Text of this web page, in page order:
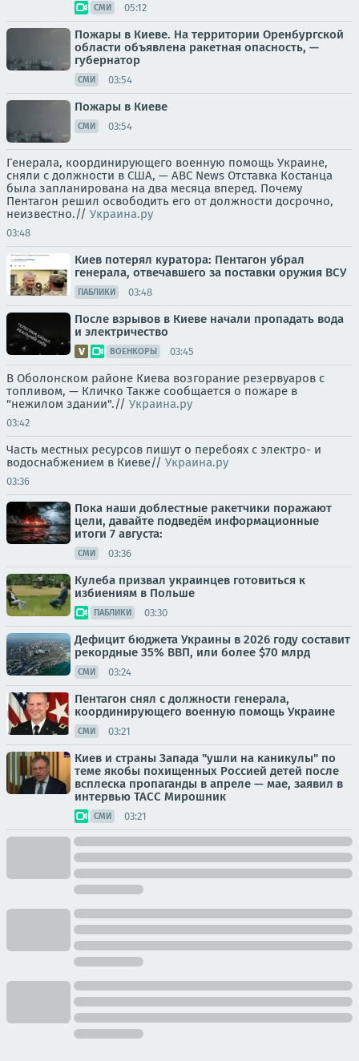
СМИ 05:12
Пожары в Киеве. На территории Оренбургской
области объявлена ракетная опасность, —
губернатор
СМИ 03:54
Пожары в Киеве
СМИ 03:54
Генерала, координирующего военную помощь Украине,
сняли с должности в США, — ABC News Отставка Костанца
была запланирована на два месяца вперед. Почему
Пентагон решил освободить его от должности досрочно,
неизвестно.// Украина.ру
03:48
Киев потерял куратора: Пентагон убрал
генерала, отвечавшего за поставки оружия ВСУ
ПАБЛИКИ 03:48
После взрывов в Киеве начали пропадать вода
и электричество
ВОЕНКОРЫ 03:45
В Оболонском районе Киева возгорание резервуаров с
топливом, — Кличко Также сообщается о пожаре в
"нежилом здании".// Украина.ру
03:42
Часть местных ресурсов пишут о перебоях с электро- и
водоснабжением в Киеве// Украина.ру
03:36
Пока наши доблестные ракетчики поражают
цели, давайте подведём информационные
итоги 7 августа:
СМИ 03:36
Кулеба призвал украинцев готовиться к
избиениям в Польше
ПАБЛИКИ 03:30
Дефицит бюджета Украины в 2026 году составит
рекордные 35% ВВП, или более $70 млрд
СМИ 03:24
Пентагон снял с должности генерала,
координирующего военную помощь Украине
СМИ 03:21
Киев и страны Запада "ушли на каникулы" по
теме якобы похищенных Россией детей после
всплеска пропаганды в апреле — мае, заявил в
интервью ТАСС Мирошник
СМИ 03:21